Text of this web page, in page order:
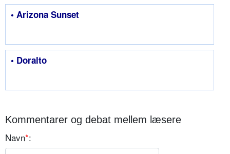
• Arizona Sunset
• Doralto
Kommentarer og debat mellem læsere
Navn*: